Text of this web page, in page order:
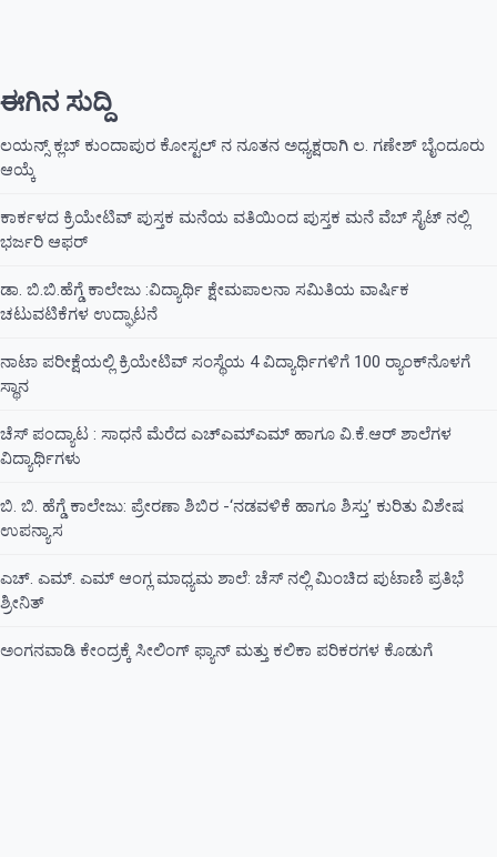
ಈಗಿನ ಸುದ್ದಿ
ಲಯನ್ಸ್ ಕ್ಲಬ್ ಕುಂದಾಪುರ ಕೋಸ್ಟಲ್ ನ ನೂತನ ಅಧ್ಯಕ್ಷರಾಗಿ ಲ. ಗಣೇಶ್ ಬೈಂದೂರು
ಆಯ್ಕೆ
ಕಾರ್ಕಳದ ಕ್ರಿಯೇಟಿವ್ ಪುಸ್ತಕ ಮನೆಯ ವತಿಯಿಂದ ಪುಸ್ತಕ ಮನೆ ವೆಬ್ ಸೈಟ್ ನಲ್ಲಿ
ಭರ್ಜರಿ ಆಫರ್
ಡಾ. ಬಿ.ಬಿ.ಹೆಗ್ಡೆ ಕಾಲೇಜು :ವಿದ್ಯಾರ್ಥಿ ಕ್ಷೇಮಪಾಲನಾ ಸಮಿತಿಯ ವಾರ್ಷಿಕ
ಚಟುವಟಿಕೆಗಳ ಉದ್ಘಾಟನೆ
ನಾಟಾ ಪರೀಕ್ಷೆಯಲ್ಲಿ ಕ್ರಿಯೇಟಿವ್ ಸಂಸ್ಥೆಯ 4 ವಿದ್ಯಾರ್ಥಿಗಳಿಗೆ 100 ರ‍್ಯಾಂಕ್‌ನೊಳಗೆ
ಸ್ಥಾನ
ಚೆಸ್ ಪಂದ್ಯಾಟ : ಸಾಧನೆ ಮೆರೆದ ಎಚ್ಎಮ್ಎಮ್ ಹಾಗೂ ವಿ.ಕೆ.ಆರ್ ಶಾಲೆಗಳ
ವಿದ್ಯಾರ್ಥಿಗಳು
ಬಿ. ಬಿ. ಹೆಗ್ಡೆ ಕಾಲೇಜು: ಪ್ರೇರಣಾ ಶಿಬಿರ -‘ನಡವಳಿಕೆ ಹಾಗೂ ಶಿಸ್ತು’ ಕುರಿತು ವಿಶೇಷ
ಉಪನ್ಯಾಸ
ಎಚ್. ಎಮ್. ಎಮ್ ಆಂಗ್ಲ ಮಾಧ್ಯಮ ಶಾಲೆ: ಚೆಸ್ ನಲ್ಲಿ ಮಿಂಚಿದ ಪುಟಾಣಿ ಪ್ರತಿಭೆ
ಶ್ರೀನಿತ್
ಅಂಗನವಾಡಿ ಕೇಂದ್ರಕ್ಕೆ ಸೀಲಿಂಗ್ ಫ್ಯಾನ್ ಮತ್ತು ಕಲಿಕಾ ಪರಿಕರಗಳ ಕೊಡುಗೆ